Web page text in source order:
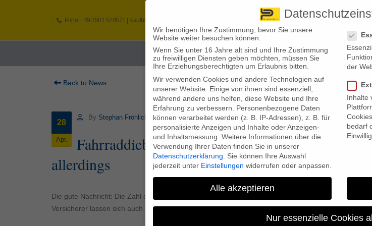
Pirna+ 49 3501 528571 | Kaufbeuren So finden Sie unsStandorte
Home Wir bieten Leistungsübersicht
Back to News
28
Apr.
By Stephan Fröhlich
Fahrraddiebstähle auf Rekordtief –
allerdings
Die gute Nachricht: Die Zahl der Fahrraddiebstähle ist auf ein Rekordtief gesunken. Doch aus der
Versicherer lassen sich auch beunruhigende Entwicklungen ablesen.
Wir benötigen Ihre Zustimmung, bevor Sie unsere
Website weiter besuchen können.
Wenn Sie unter 16 Jahre alt sind und Ihre Zustimmung
zu freiwilligen Diensten geben möchten, müssen Sie
Ihre Erziehungsberechtigten um Erlaubnis bitten.
Wir verwenden Cookies und andere Technologien auf
unserer Website. Einige von ihnen sind essenziell,
während andere uns helfen, diese Website und Ihre
Erfahrung zu verbessern.
Personenbezogene Daten
können verarbeitet werden (z. B. IP-Adressen), z. B. für
personalisierte Anzeigen und Inhalte oder Anzeigen-
und Inhaltsmessung. Weitere Informationen über die
Verwendung Ihrer Daten finden Sie in unserer
Datenschutzerklärung
Sie können Ihre Auswahl
jederzeit unter Einstellungen widerrufen oder anpassen.
der
Inhalte
bedarf
Alle akzeptieren
Nur essenzielle Cookies